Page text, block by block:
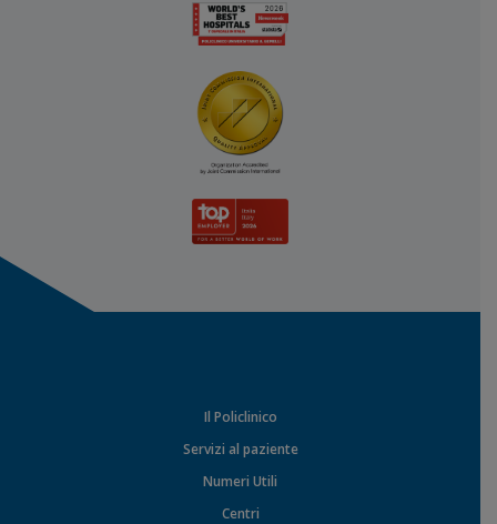
Il Policlinico
Servizi al paziente
Numeri Utili
Centri